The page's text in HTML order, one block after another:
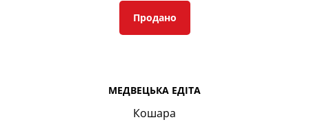
Продано
МЕДВЕЦЬКА ЕДІТА
Кошара